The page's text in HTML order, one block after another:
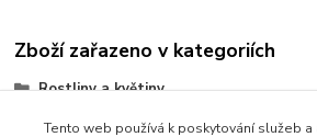
Zboží zařazeno v kategoriích
Rostliny a květiny
Květy a květiny
Tento web používá k poskytování služeb a